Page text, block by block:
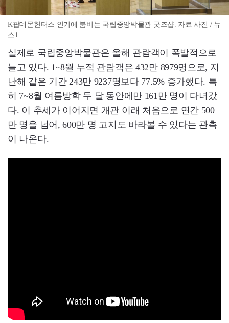
K팝데몬헌터스 인기에 붐비는 국립중앙박물관 굿즈샵. 자료 사진 / 뉴
스1
실제로 국립중앙박물관은 올해 관람객이 폭발적으로
늘고 있다. 1~8월 누적 관람객은 432만 8979명으로, 지
난해 같은 기간 243만 9237명보다 77.5% 증가했다. 특
히 7~8월 여름방학 두 달 동안에만 161만 명이 다녀갔
다. 이 추세가 이어지면 개관 이래 처음으로 연간 500
만 명을 넘어, 600만 명 고지도 바라볼 수 있다는 관측
이 나온다.